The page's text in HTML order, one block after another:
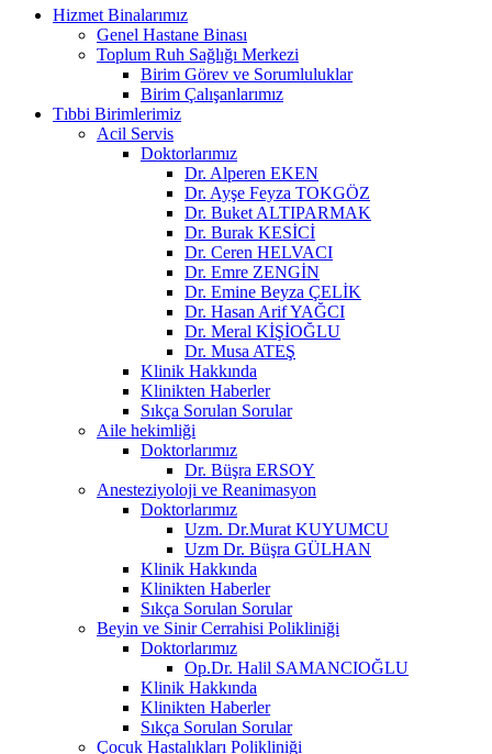
Hizmet Binalarımız
Genel Hastane Binası
Toplum Ruh Sağlığı Merkezi
Birim Görev ve Sorumluluklar
Birim Çalışanlarımız
Tıbbi Birimlerimiz
Acil Servis
Doktorlarımız
Dr. Alperen EKEN
Dr. Ayşe Feyza TOKGÖZ
Dr. Buket ALTIPARMAK
Dr. Burak KESİCİ
Dr. Ceren HELVACI
Dr. Emre ZENGİN
Dr. Emine Beyza ÇELİK
Dr. Hasan Arif YAĞCI
Dr. Meral KİŞİOĞLU
Dr. Musa ATEŞ
Klinik Hakkında
Klinikten Haberler
Sıkça Sorulan Sorular
Aile hekimliği
Doktorlarımız
Dr. Büşra ERSOY
Anesteziyoloji ve Reanimasyon
Doktorlarımız
Uzm. Dr.Murat KUYUMCU
Uzm Dr. Büşra GÜLHAN
Klinik Hakkında
Klinikten Haberler
Sıkça Sorulan Sorular
Beyin ve Sinir Cerrahisi Polikliniği
Doktorlarımız
Op.Dr. Halil SAMANCIOĞLU
Klinik Hakkında
Klinikten Haberler
Sıkça Sorulan Sorular
Çocuk Hastalıkları Polikliniği